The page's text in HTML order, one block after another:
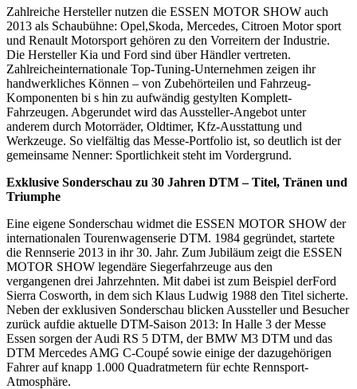
Zahlreiche Hersteller nutzen die ESSEN MOTOR SHOW auch
2013 als Schaubühne: Opel,Skoda, Mercedes, Citroen Motor sport
und Renault Motorsport gehören zu den Vorreitern der Industrie.
Die Hersteller Kia und Ford sind über Händler vertreten.
Zahlreicheinternationale Top-Tuning-Unternehmen zeigen ihr
handwerkliches Können – von Zubehörteilen und Fahrzeug-
Komponenten bi s hin zu aufwändig gestylten Komplett-
Fahrzeugen. Abgerundet wird das Aussteller-Angebot unter
anderem durch Motorräder, Oldtimer, Kfz-Ausstattung und
Werkzeuge. So vielfältig das Messe-Portfolio ist, so deutlich ist der
gemeinsame Nenner: Sportlichkeit steht im Vordergrund.
Exklusive Sonderschau zu 30 Jahren DTM – Titel, Tränen und
Triumphe
Eine eigene Sonderschau widmet die ESSEN MOTOR SHOW der
internationalen Tourenwagenserie DTM. 1984 gegründet, startete
die Rennserie 2013 in ihr 30. Jahr. Zum Jubiläum zeigt die ESSEN
MOTOR SHOW legendäre Siegerfahrzeuge aus den
vergangenen drei Jahrzehnten. Mit dabei ist zum Beispiel derFord
Sierra Cosworth, in dem sich Klaus Ludwig 1988 den Titel sicherte.
Neben der exklusiven Sonderschau blicken Aussteller und Besucher
zurück aufdie aktuelle DTM-Saison 2013: In Halle 3 der Messe
Essen sorgen der Audi RS 5 DTM, der BMW M3 DTM und das
DTM Mercedes AMG C-Coupé sowie einige der dazugehörigen
Fahrer auf knapp 1.000 Quadratmetern für echte Rennsport-
Atmosphäre.